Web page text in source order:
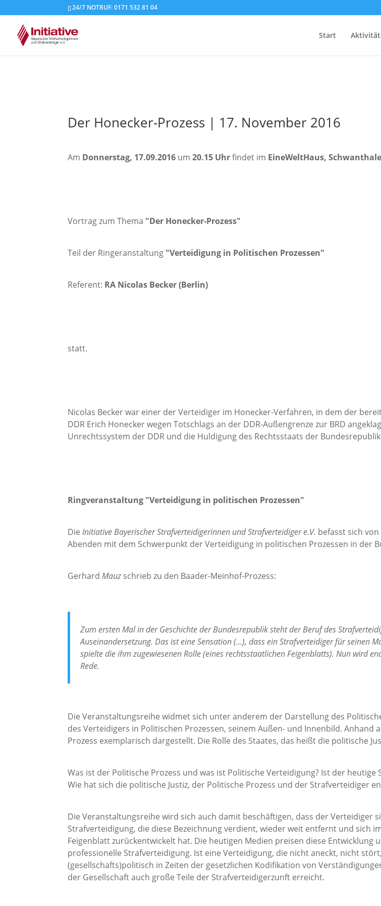
24/7 NOTRUF: 0171 532 81 04
Start
Der Honecker-Prozess | 17. November 2016
Am Donnerstag, 17.09.2016 um20.15 Uhrfindet im EineWeltHaus,
Vortrag zum Thema "Der Honecker-Prozess"
Teil der Ringeranstaltung "Verteidigung in Politischen Prozessen"
Referent: RA Nicolas Becker (Berlin)
statt.
Nicolas Becker war einer der Verteidiger im Honecker-Verfahren, in dem der
DDR Erich Honecker wegen Totschlags an der DDR-Außengrenze zur BRD
Unrechtssystem der DDR und die Huldigung des Rechtsstaats der
Ringveranstaltung "Verteidigung in politischen Prozessen"
DieInitiative Bayerischer Strafverteidigerinnen und Strafverteidiger e.V. befasst sich
Abenden mit dem Schwerpunkt der Verteidigung in politischen Prozessen in der
GerhardMauz schrieb zu den Baader-Meinhof-Prozess:
Zum ersten Mal in der Geschichte der Bundesrepublik steht der Beruf des
Auseinandersetzung. Das ist eine Sensation (…), dass ein Strafverteidiger für seinen
spielte die ihm zugewiesenen Rolle (eines rechtsstaatlichen Feigenblatts). Nun wird
Rede.
Die Veranstaltungsreihe widmet sich unter anderem der Darstellung des
des Verteidigers in Politischen Prozessen, seinem Außen- und Innenbild.
Prozess exemplarisch dargestellt. Die Rolle des Staates, das heißt die politische
Was ist der Politische Prozess und was ist Politische Verteidigung? Ist der
Wie hat sich die politische Justiz, der Politische Prozess und der Strafverteidiger
Die Veranstaltungsreihe wird sich auch damit beschäftigen, dass der Verteidiger
Strafverteidigung, die diese Bezeichnung verdient, wieder weit entfernt und sich
Feigenblatt zurückentwickelt hat. Die heutigen Medien preisen diese Entwicklung
professionelle Strafverteidigung. Ist eine Verteidigung, die nicht aneckt, nicht
(gesellschafts)politisch in Zeiten der gesetzlichen Kodifikation von
der Gesellschaft auch große Teile der Strafverteidigerzunft erreicht.